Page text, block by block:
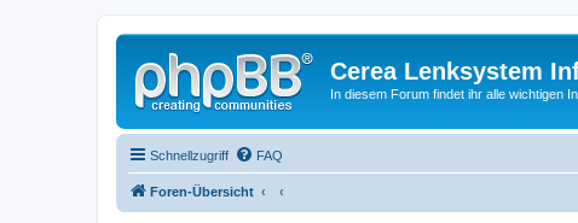
Cerea Lenksystem
In diesem Forum findet ihr alle wichtigen
Schnellzugriff FAQ
Foren-Übersicht